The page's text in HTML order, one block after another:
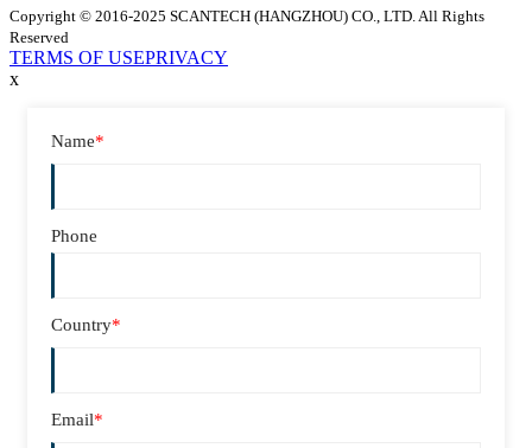
Copyright © 2016-2025 SCANTECH (HANGZHOU) CO., LTD. All Rights
Reserved
TERMS OF USEPRIVACY
x
Name*
Phone
Country*
Email*